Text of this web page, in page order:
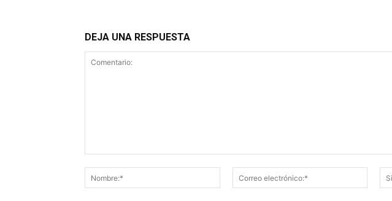
DEJA UNA RESPUESTA
Nombre:*
Correo